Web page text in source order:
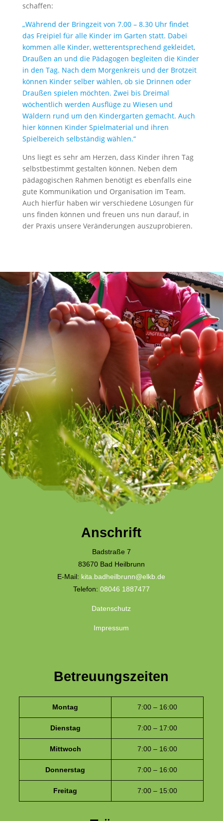
schaffen:
„Während der Bringzeit von 7.00 – 8.30 Uhr findet
das Freipiel für alle Kinder im Garten statt. Dabei
kommen alle Kinder, wetterentsprechend gekleidet,
Draußen an und die Pädagogen begleiten die Kinder
in den Tag. Nach dem Morgenkreis und der Brotzeit
können Kinder selber wählen, ob sie Drinnen oder
Draußen spielen möchten. Zwei bis Dreimal
wöchentlich werden Ausflüge zu Wiesen und
Wäldern rund um den Kindergarten gemacht. Auch
hier können Kinder Spielmaterial und ihren
Spielbereich selbständig wählen.“
Uns liegt es sehr am Herzen, dass Kinder ihren Tag
selbstbestimmt gestalten können. Neben dem
pädagogischen Rahmen benötigt es ebenfalls eine
gute Kommunikation und Organisation im Team.
Auch hierfür haben wir verschiedene Lösungen für
uns finden können und freuen uns nun darauf, in
der Praxis unsere Veränderungen auszuprobieren.
Anschrift
Badstraße 7
83670 Bad Heilbrunn
E-Mail: kita.badheilbrunn@elkb.de
Telefon: 08046 1887477
Datenschutz
Impressum
Betreuungszeiten
Montag 7:00 – 16:00
Dienstag 7:00 – 17:00
Mittwoch 7:00 – 16:00
Donnerstag 7:00 – 16:00
Freitag 7:00 – 15:00